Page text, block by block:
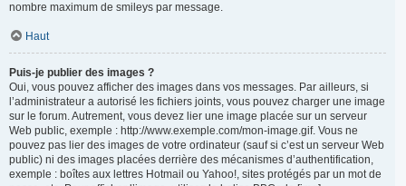
nombre maximum de smileys par message.
Haut
Puis-je publier des images ?
Oui, vous pouvez afficher des images dans vos messages. Par ailleurs, si
l’administrateur a autorisé les fichiers joints, vous pouvez charger une image
sur le forum. Autrement, vous devez lier une image placée sur un serveur
Web public, exemple : http://www.exemple.com/mon-image.gif. Vous ne
pouvez pas lier des images de votre ordinateur (sauf si c’est un serveur Web
public) ni des images placées derrière des mécanismes d’authentification,
exemple : boîtes aux lettres Hotmail ou Yahoo!, sites protégés par un mot de